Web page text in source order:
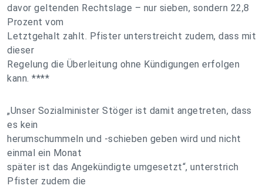
davor geltenden Rechtslage – nur sieben, sondern 22,8
Prozent vom
Letztgehalt zahlt. Pfister unterstreicht zudem, dass mit
dieser
Regelung die Überleitung ohne Kündigungen erfolgen
kann. ****
„Unser Sozialminister Stöger ist damit angetreten, dass
es kein
herumschummeln und -schieben geben wird und nicht
einmal ein Monat
später ist das Angekündigte umgesetzt“, unterstrich
Pfister zudem die